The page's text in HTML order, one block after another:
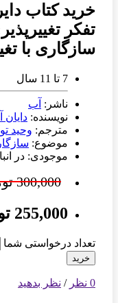
تفکر
سازگاری با
7 تا 11 سال
ناشر: آب
نویسنده: دایان
مترجم: وحید
موضوع:
موجودی: در
300,000 تومان
255,000 تومان
تعداد درخواستی شما
خرید
0 نظر / نظر بدهید